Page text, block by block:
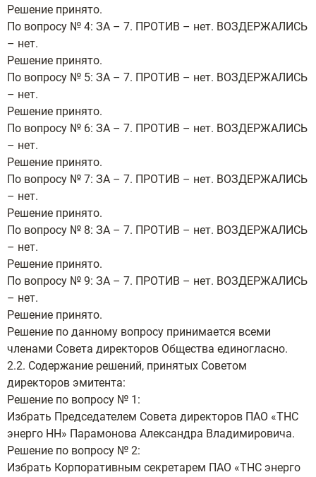
Решение принято.
По вопросу № 4: ЗА – 7. ПРОТИВ – нет. ВОЗДЕРЖАЛИСЬ
– нет.
Решение принято.
По вопросу № 5: ЗА – 7. ПРОТИВ – нет. ВОЗДЕРЖАЛИСЬ
– нет.
Решение принято.
По вопросу № 6: ЗА – 7. ПРОТИВ – нет. ВОЗДЕРЖАЛИСЬ
– нет.
Решение принято.
По вопросу № 7: ЗА – 7. ПРОТИВ – нет. ВОЗДЕРЖАЛИСЬ
– нет.
Решение принято.
По вопросу № 8: ЗА – 7. ПРОТИВ – нет. ВОЗДЕРЖАЛИСЬ
– нет.
Решение принято.
По вопросу № 9: ЗА – 7. ПРОТИВ – нет. ВОЗДЕРЖАЛИСЬ
– нет.
Решение принято.
Решение по данному вопросу принимается всеми
членами Совета директоров Общества единогласно.
2.2. Содержание решений, принятых Советом
директоров эмитента:
Решение по вопросу № 1:
Избрать Председателем Совета директоров ПАО «ТНС
энерго НН» Парамонова Александра Владимировича.
Решение по вопросу № 2:
Избрать Корпоративным секретарем ПАО «ТНС энерго